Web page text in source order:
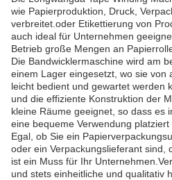
wie Papierproduktion, Druck,
verbreitet.oder Etikettierung von
auch ideal für Unternehmen
Betrieb große Mengen an
Die Bandwicklermaschine wird am
einem Lager eingesetzt, wo sie von
leicht bedient und gewartet werden
und die effiziente Konstruktion der
kleine Räume geeignet, so dass es
eine bequeme Verwendung platziert
Egal, ob Sie ein
oder ein Verpackungslieferant sind,
ist ein Muss für Ihr
und stets einheitliche und qualitativ